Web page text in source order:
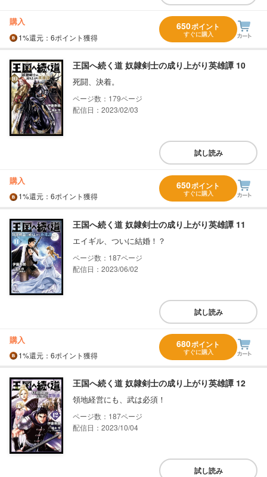
購入
1%還元 ：6ポイント獲得
650ポイント
すぐに購入
王国へ続く道 奴隷剣士の成り上がり英雄譚 10
死闘、決着。
179
配信日：2023/02/03
試し読み
購入
1%還元 ：6ポイント獲得
650ポイント
すぐに購入
王国へ続く道 奴隷剣士の成り上がり英雄譚 11
エイギル、ついに結婚！？
187
配信日：2023/06/02
試し読み
購入
1%還元 ：6ポイント獲得
680ポイント
すぐに購入
王国へ続く道 奴隷剣士の成り上がり英雄譚 12
領地経営にも、武は必須！
187
配信日：2023/10/04
試し読み